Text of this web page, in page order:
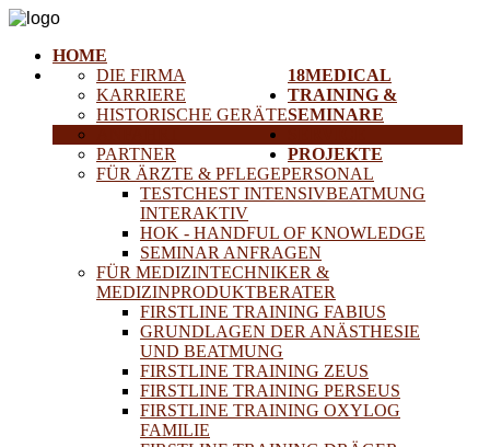
HOME
18MEDICAL
DIE FIRMA
KARRIERE
HISTORISCHE GERÄTE
PARTNER
TRAINING &
SEMINARE
FÜR ÄRZTE & PFLEGEPERSONAL
TESTCHEST INTENSIVBEATMUNG
INTERAKTIV
HOK - HANDFUL OF KNOWLEDGE
SEMINAR ANFRAGEN
FÜR MEDIZINTECHNIKER &
MEDIZINPRODUKTBERATER
FIRSTLINE TRAINING FABIUS
GRUNDLAGEN DER ANÄSTHESIE
UND BEATMUNG
FIRSTLINE TRAINING ZEUS
FIRSTLINE TRAINING PERSEUS
FIRSTLINE TRAINING OXYLOG
FAMILIE
PROJEKTE